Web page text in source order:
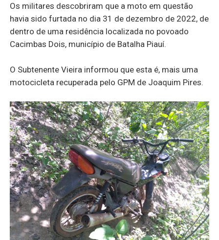
Os militares descobriram que a moto em questão
havia sido furtada no dia 31 de dezembro de 2022, de
dentro de uma residência localizada no povoado
Cacimbas Dois, município de Batalha Piauí.
O Subtenente Vieira informou que esta é, mais uma
motocicleta recuperada pelo GPM de Joaquim Pires.